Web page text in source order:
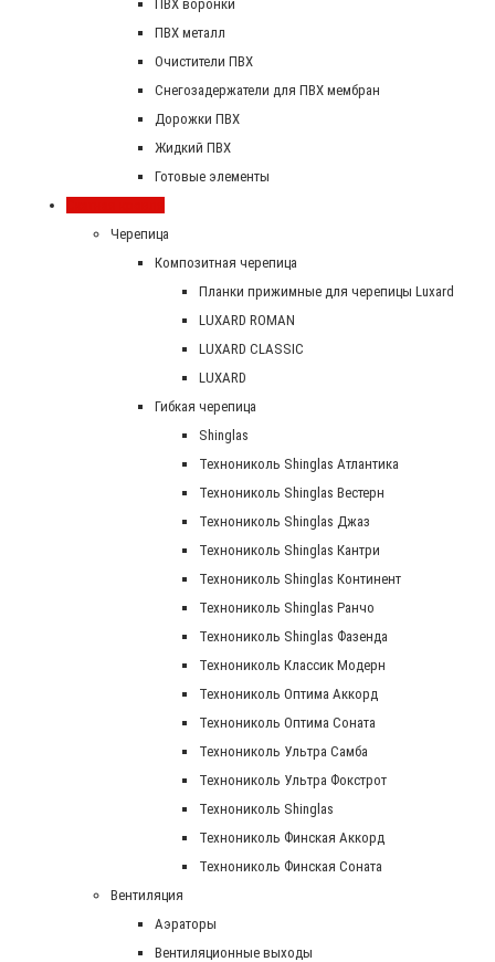
ПВХ воронки
ПВХ металл
Очистители ПВХ
Снегозадержатели для ПВХ мембран
Дорожки ПВХ
Жидкий ПВХ
Готовые элементы
Черепица
Композитная черепица
Планки прижимные для черепицы Luxard
LUXARD ROMAN
LUXARD CLASSIC
LUXARD
Гибкая черепица
Shinglas
Технониколь Shinglas Атлантика
Технониколь Shinglas Вестерн
Технониколь Shinglas Джаз
Технониколь Shinglas Кантри
Технониколь Shinglas Континент
Технониколь Shinglas Ранчо
Технониколь Shinglas Фазенда
Технониколь Классик Модерн
Технониколь Оптима Аккорд
Технониколь Оптима Соната
Технониколь Ультра Самба
Технониколь Ультра Фокстрот
Технониколь Shinglas
Технониколь Финская Аккорд
Технониколь Финская Соната
Вентиляция
Аэраторы
Вентиляционные выходы